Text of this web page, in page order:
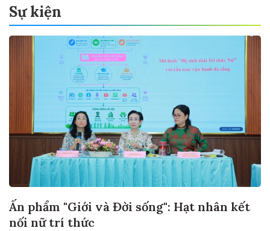
Sự kiện
Ấn phẩm "Giới và Đời sống": Hạt nhân kết
nối nữ trí thức